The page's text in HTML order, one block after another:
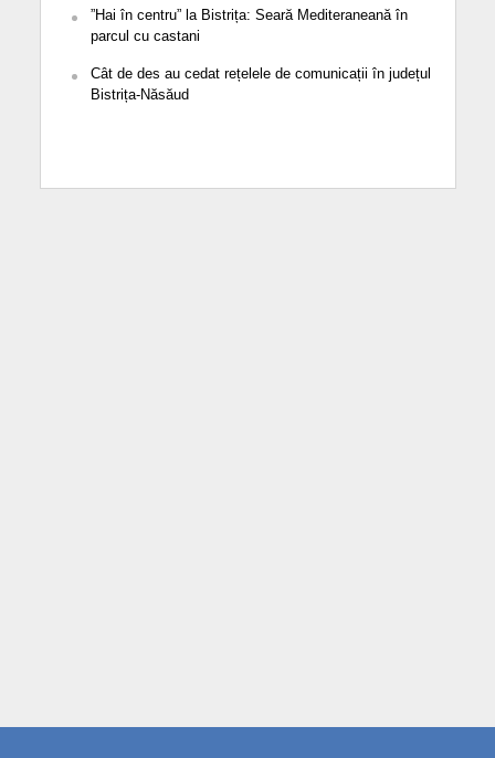
”Hai în centru” la Bistrița: Seară Mediteraneană în
parcul cu castani
Cât de des au cedat rețelele de comunicații în județul
Bistrița-Năsăud